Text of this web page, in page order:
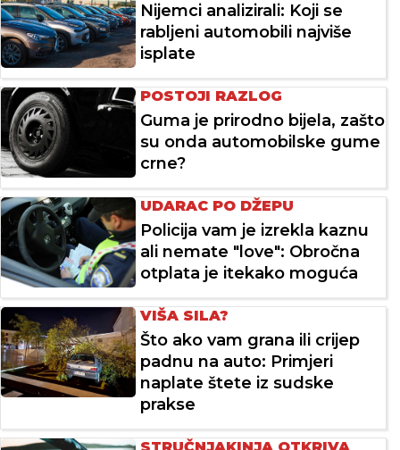
Nijemci analizirali: Koji se
rabljeni automobili najviše
isplate
POSTOJI RAZLOG
Guma je prirodno bijela, zašto
su onda automobilske gume
crne?
UDARAC PO DŽEPU
Policija vam je izrekla kaznu
ali nemate "love": Obročna
otplata je itekako moguća
VIŠA SILA?
Što ako vam grana ili crijep
padnu na auto: Primjeri
naplate štete iz sudske
prakse